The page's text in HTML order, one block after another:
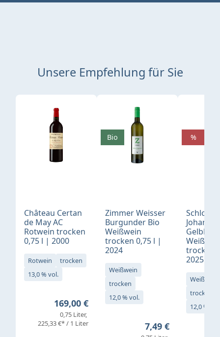
Unsere Empfehlung für Sie
Produktgalerie überspringen
Château Certan
de May AC
Rotwein trocken
0,75 l | 2000
Rotwein
trocken
13,0 % vol.
Regulärer Preis:
169,00 €
0,75 Liter
225,33 €* / 1 Liter
Zimmer Weisser
Burgunder Bio
Weißwein
trocken 0,75 l |
2024
Weißwein
trocken
12,0 % vol.
Regulärer Preis:
7,49 €
Bio
Schloß
Gelblack
trocken
2025
Weißwein
trocken
12,0 % vol.
%